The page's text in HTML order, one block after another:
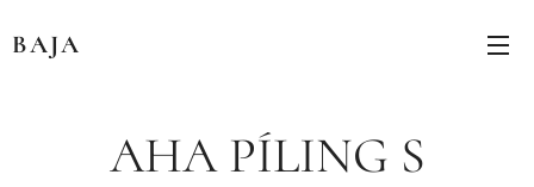
BAJA
AHA PÍLING S